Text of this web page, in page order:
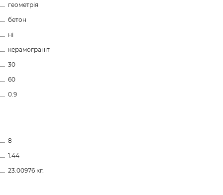
геометрія
бетон
ні
керамограніт
30
60
0.9
8
1.44
23.00976 кг.